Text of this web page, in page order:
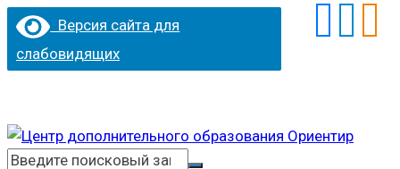
Версия сайта для
слабовидящих
Перейти
кИскать: